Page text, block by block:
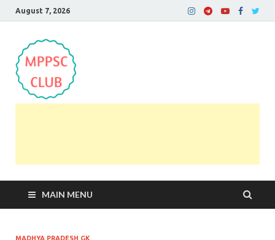
August 7, 2026
MAIN MENU
MADHYA PRADESH GK